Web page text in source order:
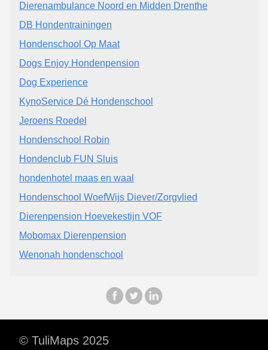
Dierenambulance Noord en Midden Drenthe
DB Hondentrainingen
Hondenschool Op Maat
Dogs Enjoy Hondenpension
Dog Experience
KynoService Dé Hondenschool
Jeroens Roedel
Hondenschool Robin
Hondenclub FUN Sluis
hondenhotel maas en waal
Hondenschool WoefWijs Diever/Zorgvlied
Dierenpension Hoevekestijn VOF
Mobomax Dierenpension
Wenonah hondenschool
© TuliMaps 2025